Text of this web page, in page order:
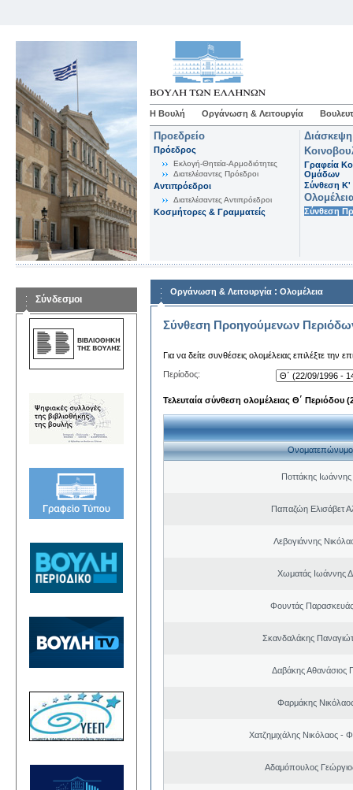
Η Βουλή Οργάνωση & Λειτουργία
Προεδρείο
Πρόεδρος
Εκλογή-Θητεία-Αρμοδιότητες
Διατελέσαντες Πρόεδροι
Αντιπρόεδροι
Διατελέσαντες Αντιπρόεδροι
Κοσμήτορες & Γραμματείς
Γραφεία
Ομάδων
Σύνθεση K'
Σύνθεση
Σύνδεσμοι
Οργάνωση & Λειτουργία : Ολομέλεια
Σύνθεση Προηγούμενων
Για να δείτε συνθέσεις ολομέλειας επιλέξτε την
Περίοδος:
Τελευταία σύνθεση ολομέλειας Θ΄ Περιόδου
Ονοματεπώνυμο
Ποττάκης
Παπαζώη Ελισάβετ
Λεβογιάννης
Χωματάς Ιωάννης
Φουντάς
Σκανδαλάκης
Δαβάκης Αθανάσιος
Φαρμάκης
Χατζημιχάλης Νικόλαος -
Αδαμόπουλος